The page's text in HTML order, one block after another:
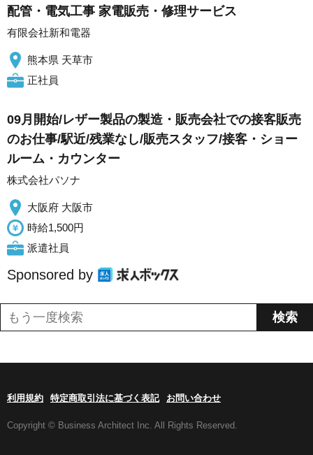
配管・電気工事 家電販売・修理サービス
有限会社新和電器
熊本県 天草市
正社員
09月開始/レザー製品の製造・販売会社での接客販売
のお仕事/駅近/残業なし/販売スタッフ/接客・ショー
ルーム・カウンター
株式会社パソナ
大阪府 大阪市
時給1,500円
派遣社員
Sponsored by
利用規約 特定商取引法に基づく表記 お問い合わせ
Copyright © Business Architect Inc. All Rights Reserved.